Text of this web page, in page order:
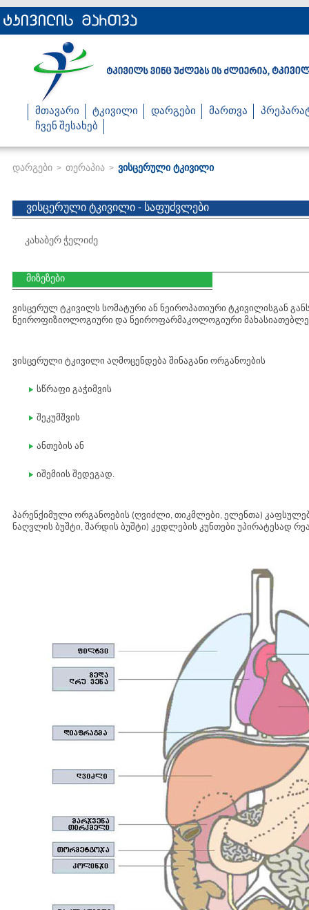
მთავარი ტკივილი დარგები მართვა
ჩვენ შესახებ
დარგები > თერაპია > ვისცერული ტკივილი
ვისცერული ტკივილი - საფუძვლები
კახაბერ ჭელიძე
მიზეზები
ვისცერულ ტკივილს სომატური ან ნეიროპათიური ტკივილისგან
ნეიროფიზიოლოგიური და ნეიროფარმაკოლოგიური
ვისცერული ტკივილი აღმოცენდება შინაგანი ორგანოების
სწრაფი გაჭიმვის
შეკუმშვის
ანთების ან
იშემიის შედეგად.
პარენქიმული ორგანოების (ღვიძლი, თიკმლები, ელენთა)
ნაღვლის ბუშტი, შარდის ბუშტი) კედლების კუნთები უპირატესად